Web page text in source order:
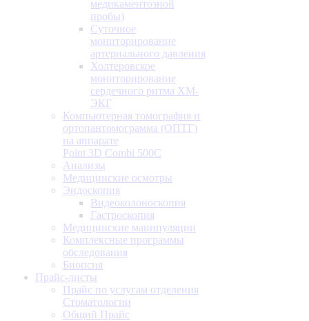
медикаментозной
пробы)
Суточное
мониторирование
артериального давления
Холтеровское
мониторирование
сердечного ритма ХМ-
ЭКГ
Компьютерная томография и
ортопантомограмма (ОПТГ)
на аппарате
Point 3D Combi 500C
Анализы
Медицинские осмотры
Эндоскопия
Видеоколоноскопия
Гастроскопия
Медицинские манипуляции
Комплексные программы
обследования
Биопсия
Прайс-листы
Прайс по услугам отделения
Стоматологии
Общий Прайс